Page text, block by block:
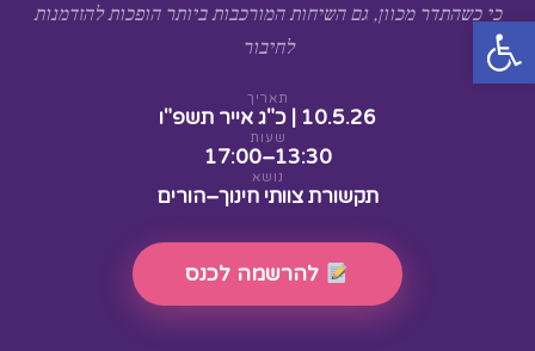
פתח סרגל נגישות
כי כשהתדר מכוון, גם השיחות המורכבות ביותר הופכות להזדמנות
לחיבור
תאריך
10.5.26 | כ"ג אייר תשפ"ו
שעות
13:30–17:00
נושא
תקשורת צוותי חינוך–הורים
להרשמה לכנס